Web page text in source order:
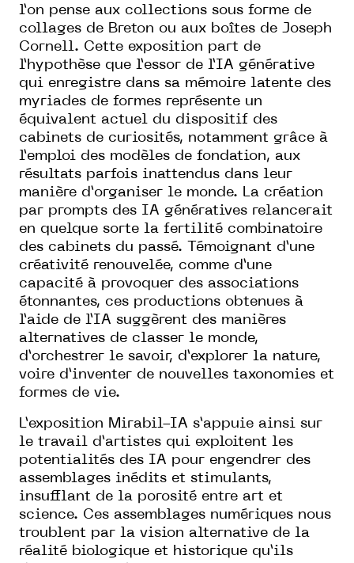
l’on pense aux collections sous forme de
collages de Breton ou aux boîtes de Joseph
Cornell. Cette exposition part de
l’hypothèse que l’essor de l’IA générative
qui enregistre dans sa mémoire latente des
myriades de formes représente un
équivalent actuel du dispositif des
cabinets de curiosités, notamment grâce à
l’emploi des modèles de fondation, aux
résultats parfois inattendus dans leur
manière d’organiser le monde. La création
par prompts des IA génératives relancerait
en quelque sorte la fertilité combinatoire
des cabinets du passé. Témoignant d’une
créativité renouvelée, comme d’une
capacité à provoquer des associations
étonnantes, ces productions obtenues à
l’aide de l’IA suggèrent des manières
alternatives de classer le monde,
d’orchestrer le savoir, d’explorer la nature,
voire d’inventer de nouvelles taxonomies et
formes de vie.
L’exposition Mirabil-IA s’appuie ainsi sur
le travail d’artistes qui exploitent les
potentialités des IA pour engendrer des
assemblages inédits et stimulants,
insufflant de la porosité entre art et
science. Ces assemblages numériques nous
troublent par la vision alternative de la
réalité biologique et historique qu’ils